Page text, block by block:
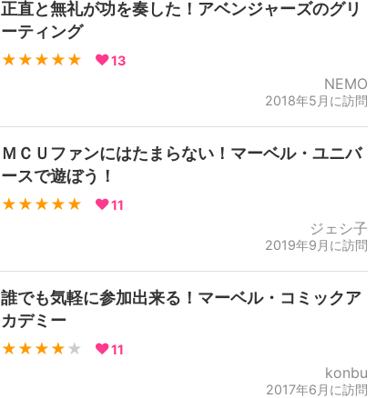
正直と無礼が功を奏した！アベンジャーズのグリ
ーティング
★★★★★ 13
NEMO
2018年5月に訪問
ＭＣＵファンにはたまらない！マーベル・ユニバ
ースで遊ぼう！
★★★★★ 11
ジェシ子
2019年9月に訪問
誰でも気軽に参加出来る！マーベル・コミックア
カデミー
★★★★ ★ 11
konbu
2017年6月に訪問